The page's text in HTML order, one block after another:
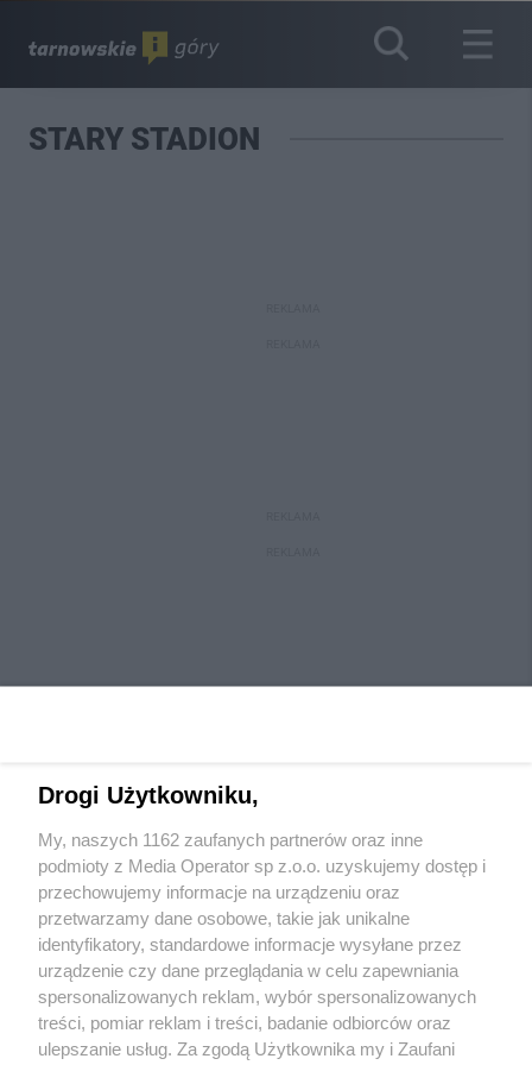
STARY STADION
Wydawca mediówlokalnych
Nie zapomnij
zapoznać się z:
polityką prywatności regulamin korzystania z portali
Twojemiasto Skontaktuj się z nami
Drogi Użytkowniku,
My, naszych 1162 zaufanych partnerów oraz inne
podmioty z Media Operator sp z.o.o. uzyskujemy dostęp i
przechowujemy informacje na urządzeniu oraz
przetwarzamy dane osobowe, takie jak unikalne
identyfikatory, standardowe informacje wysyłane przez
urządzenie czy dane przeglądania w celu zapewniania
spersonalizowanych reklam, wybór spersonalizowanych
treści, pomiar reklam i treści, badanie odbiorców oraz
ulepszanie usług. Za zgodą Użytkownika my i Zaufani